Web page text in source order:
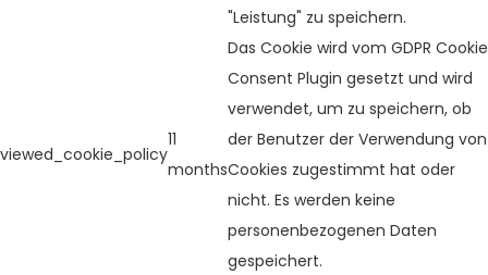
"Leistung" zu speichern.
viewed_cookie_policy
11
months
Das Cookie wird vom GDPR Cookie
Consent Plugin gesetzt und wird
verwendet, um zu speichern, ob
der Benutzer der Verwendung von
Cookies zugestimmt hat oder
nicht. Es werden keine
personenbezogenen Daten
gespeichert.